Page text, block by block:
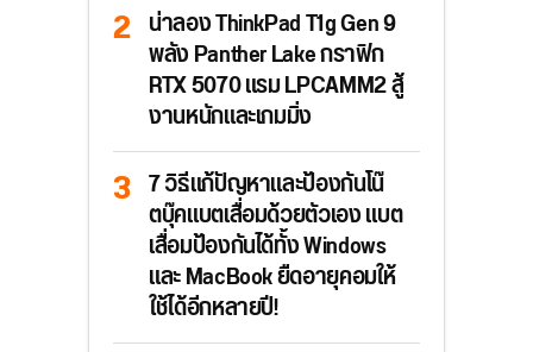
น่าลอง ThinkPad T1g Gen 9
พลัง Panther Lake กราฟิก
RTX 5070 แรม LPCAMM2 สู้
งานหนักและเกมมิ่ง
7 วิธีแก้ปัญหาและป้องกันโน๊
ตบุ๊คแบตเสื่อมด้วยตัวเอง แบต
เสื่อมป้องกันได้ทั้ง Windows
และ MacBook ยืดอายุคอมให้
ใช้ได้อีกหลายปี!